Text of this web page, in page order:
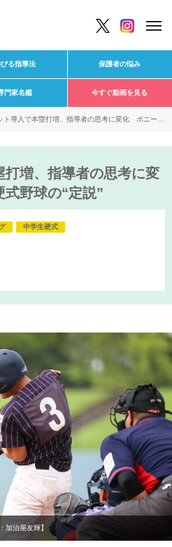
る指導法 保護者の悩み
門家名鑑 今すぐ動画を見る
ト導入で本塁打増、指導者の思考に変化 ポニーが
増、指導者の思考に変
野球の“定説”
中学生硬式
加治屋友輝】